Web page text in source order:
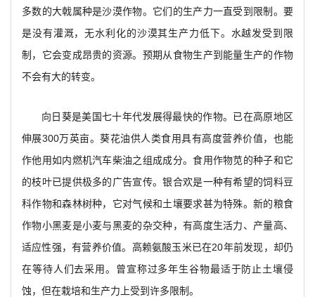
多数的大戟属种是沙漠作物。它们的生产力一直受到限制。要
是没有灌溉，无水利化的沙漠其生产力低下。水越发受到限
制，它会变成昂贵的资源。预期从食物生产到能量生产的作物
不会有大的转变。
向日葵是美国七十年代发展得最快的作物。已在高原地区
伸展300万英亩。葵花油供人类食用具有高度营养价值，也能
作他用如内燃机汽车柴油之组成成分。食用作物苋的种子和它
的枝叶已提供极多的广告宣传。银合欢是一种有希望的饲料豆
科作物和森林树种，它对气候和土壤要求甚为特殊。新的粮食
作物小黑麦是小麦与黑麦的杂交种，有高度生活力、产量高、
适应性强，有营养价值。高赖氨酸玉米已在20年前发现，却仍
在等待人们去采用。曾宣称过多年生谷物最适于防止土壤侵
蚀，但在栽培和生产力上受到许多限制。